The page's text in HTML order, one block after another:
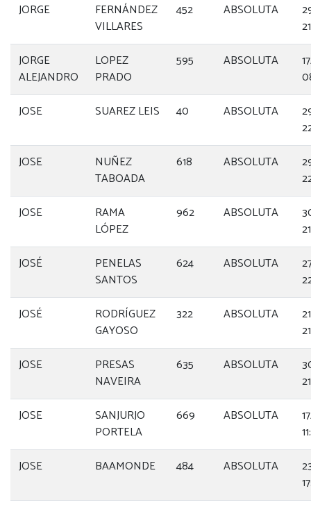
JORGE
FERNÁNDEZ
VILLARES
452 ABSOLUTA
JORGE
ALEJANDRO
LOPEZ
PRADO
595 ABSOLUTA
JOSE
SUAREZ LEIS 40 ABSOLUTA
JOSE
NUÑEZ
TABOADA
618 ABSOLUTA
JOSE
RAMA
LÓPEZ
962 ABSOLUTA
JOSÉ
PENELAS
SANTOS
624 ABSOLUTA
JOSÉ
RODRÍGUEZ
GAYOSO
322 ABSOLUTA
JOSE
PRESAS
NAVEIRA
635 ABSOLUTA
JOSE
SANJURJO
PORTELA
669 ABSOLUTA
JOSE
BAAMONDE 484 ABSOLUTA